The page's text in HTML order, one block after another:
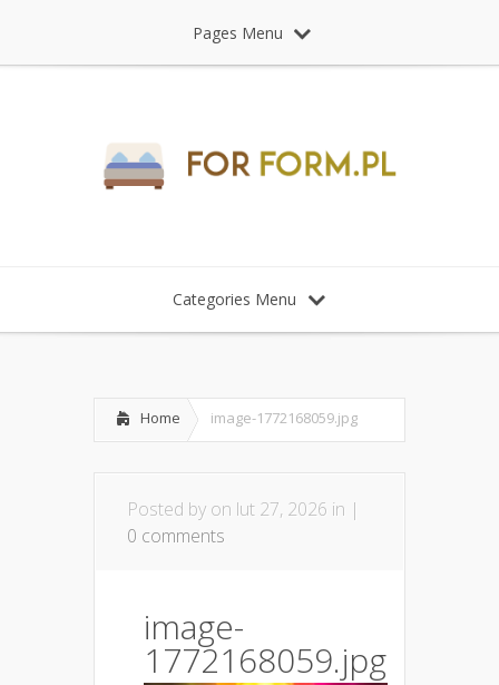
Pages Menu
Categories Menu
Home image-1772168059.jpg
Posted by on lut 27, 2026 in |
0 comments
image-
1772168059.jpg